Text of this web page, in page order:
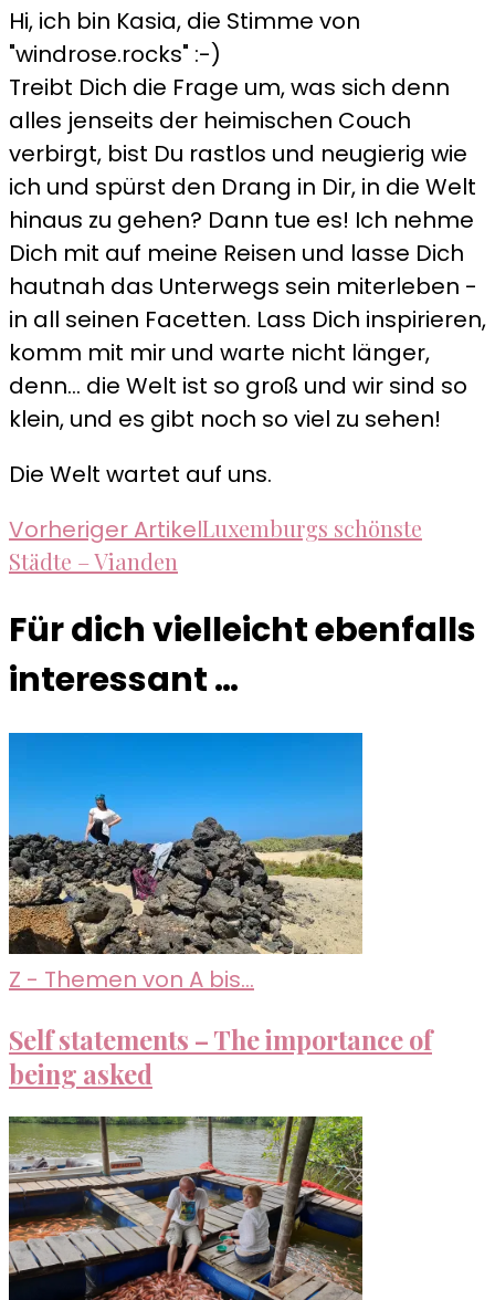
Hi, ich bin Kasia, die Stimme von
"windrose.rocks" :-)
Treibt Dich die Frage um, was sich denn
alles jenseits der heimischen Couch
verbirgt, bist Du rastlos und neugierig wie
ich und spürst den Drang in Dir, in die Welt
hinaus zu gehen? Dann tue es! Ich nehme
Dich mit auf meine Reisen und lasse Dich
hautnah das Unterwegs sein miterleben -
in all seinen Facetten. Lass Dich inspirieren,
komm mit mir und warte nicht länger,
denn... die Welt ist so groß und wir sind so
klein, und es gibt noch so viel zu sehen!
Die Welt wartet auf uns.
Beitragsnavigation
Vorheriger ArtikelLuxemburgs schönste
Städte – Vianden
Für dich vielleicht ebenfalls
interessant …
Z - Themen von A bis...
Self statements – The importance of
being asked